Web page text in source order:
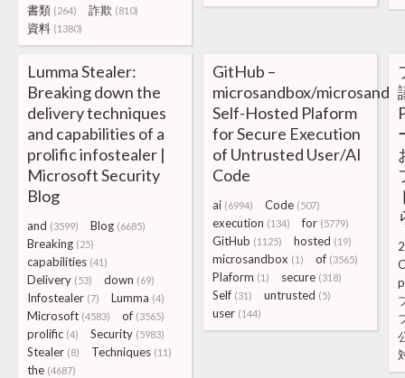
書類 (264) 詐欺 (810)
資料 (1380)
Lumma Stealer:
Breaking down the
delivery techniques
and capabilities of a
prolific infostealer |
Microsoft Security
Blog
and (3599) Blog (6685)
Breaking (25)
capabilities (41)
Delivery (53) down (69)
Infostealer (7) Lumma (4)
Microsoft (4583) of (3565)
prolific (4) Security (5983)
Stealer (8) Techniques (11)
the (4687)
GitHub –
microsandbox/
Self-Hosted Plaform
for Secure Execution
of Untrusted User/AI
Code
ai (6994) Code (507)
execution (134) for (5779)
GitHub (1125) hosted (19)
microsandbox (1) of (3565)
Plaform (1) secure (318)
Self (31) untrusted (5)
user (144)